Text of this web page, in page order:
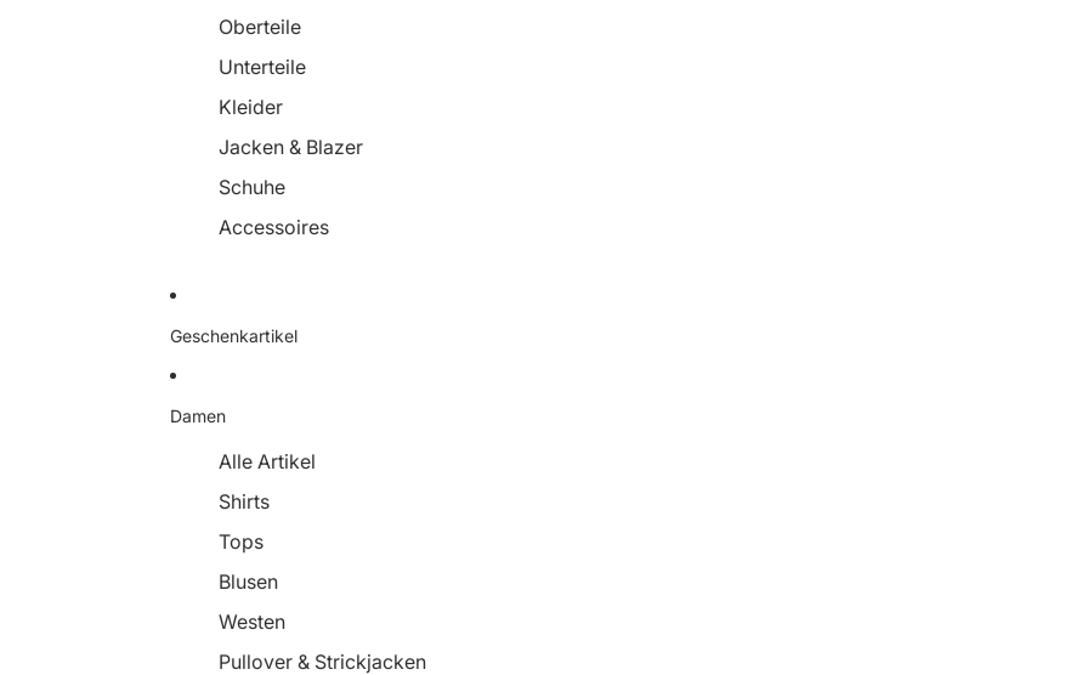
Oberteile
Unterteile
Kleider
Jacken & Blazer
Schuhe
Accessoires
Geschenkartikel
Damen
Alle Artikel
Shirts
Tops
Blusen
Westen
Pullover & Strickjacken